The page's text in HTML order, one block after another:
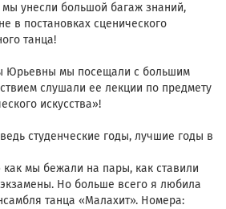
мы унесли большой багаж знаний,
в постановках сценического
танца!
Юрьевны мы посещали с большим
слушали ее лекции по предмету
искусства»!
студенческие годы, лучшие годы в
мы бежали на пары, как ставили
Но больше всего я любила
танца «Малахит». Номера: